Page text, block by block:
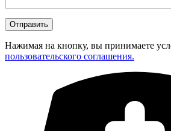
Нажимая на кнопку, вы принимаете
пользовательского соглашения.